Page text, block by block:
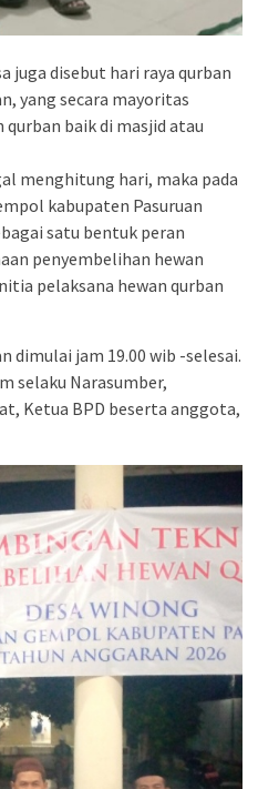
juga disebut hari raya qurban
yang secara mayoritas
baik di masjid atau
menghitung hari, maka pada
kabupaten Pasuruan
satu bentuk peran
penyembelihan hewan
pelaksana hewan qurban
dimulai jam 19.00 wib -selesai.
selaku Narasumber,
Ketua BPD beserta anggota,